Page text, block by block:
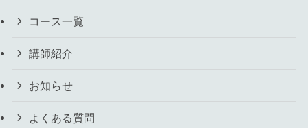
コース一覧
講師紹介
お知らせ
よくある質問